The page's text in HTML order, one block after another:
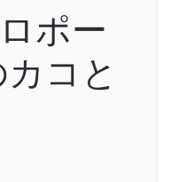
ポー
コと